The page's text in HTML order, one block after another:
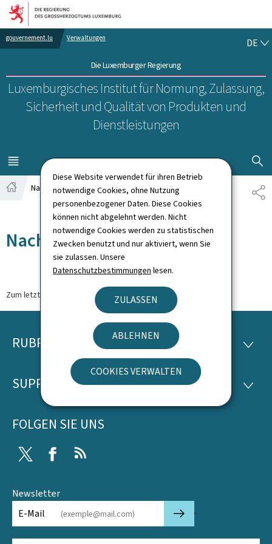
Diese Website verwendet für ihren Betrieb
notwendige Cookies, ohne Nutzung
personenbezogener Daten. Diese Cookies
können nicht abgelehnt werden. Nicht
notwendige Cookies werden zu statistischen
Zwecken benutzt und nur aktiviert, wenn Sie
sie zulassen. Unsere
Datenschutzbestimmungen lesen.
ZULASSEN
ABLEHNEN
COOKIES VERWALTEN
Zur Hauptnavigation
Zum Inhalt
gouvernement.lu Verwaltungen
Die Luxemburger Regierung
Luxemburgisches Institut für Normung, Zulassung,
Sicherheit und Qualität von Produkten und
Dienstleistungen
DE
MENÜ
HAUPT-
Nachrichten
Nachrichten
Zum letzten Mal aktualisiert am30.03.2026
Footer
RUBRIKEN
SUPPORT
FOLGEN SIE UNS
Twitter Facebook
Newsletter
E-Mail
🡒